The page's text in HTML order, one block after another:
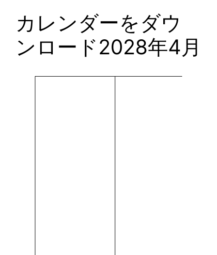
カレンダーをダウ
ンロード2028年4月